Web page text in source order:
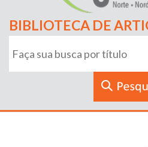
BIBLIOTECA DE